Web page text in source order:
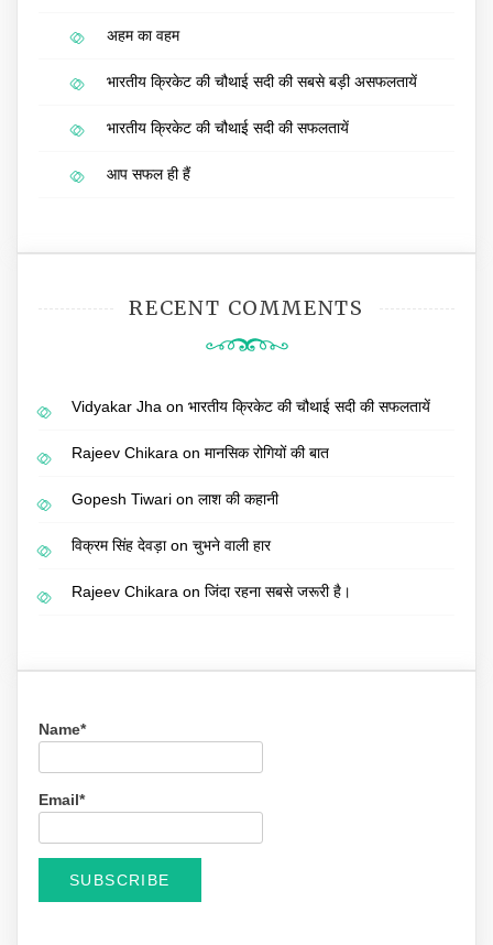
अहम का वहम
भारतीय क्रिकेट की चौथाई सदी की सबसे बड़ी असफलतायें
भारतीय क्रिकेट की चौथाई सदी की सफलतायें
आप सफल ही हैं
RECENT COMMENTS
Vidyakar Jha on भारतीय क्रिकेट की चौथाई सदी की सफलतायें
Rajeev Chikara on मानसिक रोगियों की बात
Gopesh Tiwari on लाश की कहानी
विक्रम सिंह देवड़ाon चुभने वाली हार
Rajeev Chikara on जिंदा रहना सबसे जरूरी है।
Name*
Email*